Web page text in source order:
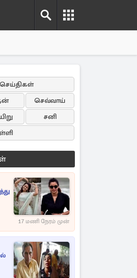
செவ்வாய்
சனி
17 மணி நேரம் முன்